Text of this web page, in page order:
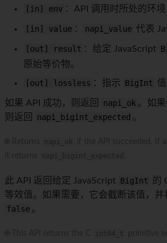
[in] env ：API 调用时所处的环境
[in] value ： napi_value 代表
[out] result ：给定 JavaScript
原始等价物。
[out] lossless ：指示 BigInt
如果 API 成功，则返回 napi_ok 。如
则返回
napi_bigint_expected 。
此 API 返回给定 JavaScript BigInt 的
等效值。如果需要，它会截断该值，并
false 。